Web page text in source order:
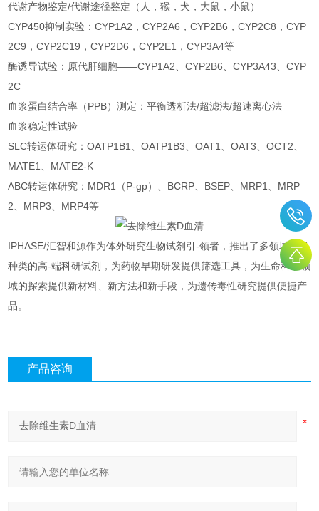
代谢产物鉴定/代谢途径鉴定（人，猴，犬，大鼠，小鼠）
CYP450抑制实验：CYP1A2，CYP2A6，CYP2B6，CYP2C8，CYP
2C9，CYP2C19，CYP2D6，CYP2E1，CYP3A4等
酶诱导试验：原代肝细胞——CYP1A2、CYP2B6、CYP3A43、CYP
2C
血浆蛋白结合率（PPB）测定：平衡透析法/超滤法/超速离心法
血浆稳定性试验
SLC转运体研究：OATP1B1、OATP1B3、OAT1、OAT3、OCT2、
MATE1、MATE2-K
ABC转运体研究：MDR1（P-gp）、BCRP、BSEP、MRP1、MRP
2、MRP3、MRP4等
IPHASE/汇智和源作为体外研究生物试剂引-领者，推出了多领域、多
种类的高-端科研试剂，为药物早期研发提供筛选工具，为生命科学领
域的探索提供新材料、新方法和新手段，为遗传毒性研究提供便捷产
品。
产品咨询